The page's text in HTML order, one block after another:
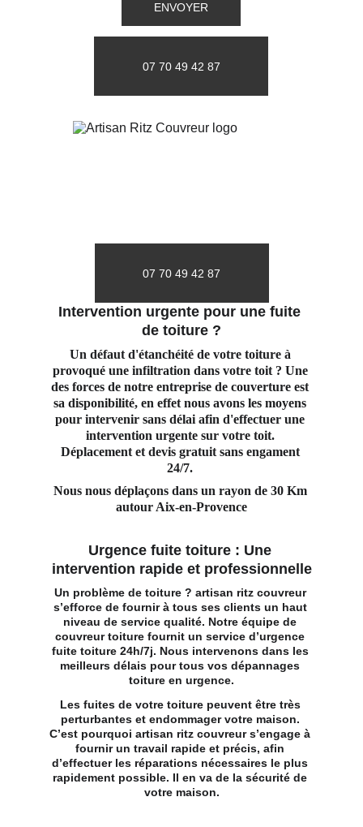
ENVOYER
07 70 49 42 87
Intervention urgente pour une fuite
de toiture ?
Un défaut d'étanchéité de votre toiture à
provoqué une infiltration dans votre toit ? Une
des forces de notre entreprise de couverture est
sa disponibilité, en effet nous avons les moyens
pour intervenir sans délai afin d'effectuer une
intervention urgente sur votre toit.
Déplacement et devis gratuit sans engament
24/7.
Nous nous déplaçons dans un rayon de 30 Km
autour Aix-en-Provence
07 70 49 42 87
Urgence fuite toiture : Une
intervention rapide et professionnelle
Un problème de toiture ? artisan ritz couvreur
s’efforce de fournir à tous ses clients un haut
niveau de service qualité. Notre équipe de
couvreur toiture fournit un service d’urgence
fuite toiture 24h/7j. Nous intervenons dans les
meilleurs délais pour tous vos dépannages
toiture en urgence.
Les fuites de votre toiture peuvent être très
perturbantes et endommager votre maison.
C’est pourquoi artisan ritz couvreur s’engage à
fournir un travail rapide et précis, afin
d’effectuer les réparations nécessaires le plus
rapidement possible. Il en va de la sécurité de
votre maison.